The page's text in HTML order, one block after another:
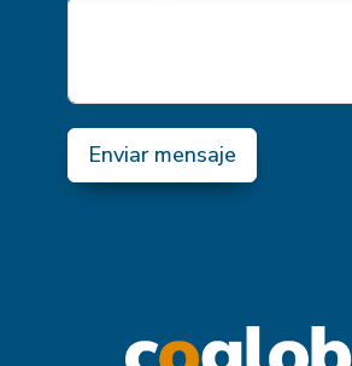
Enviar mensaje